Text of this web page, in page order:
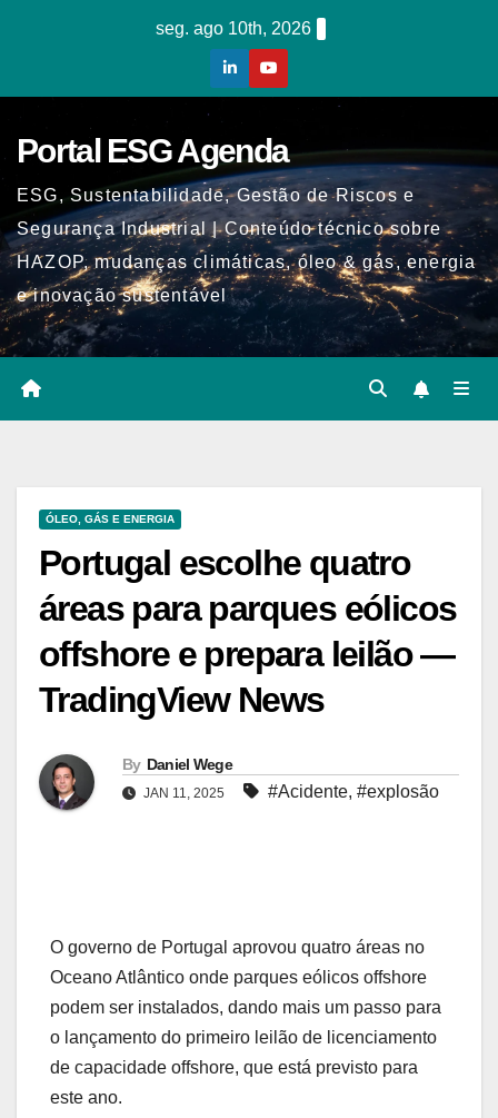
seg. ago 10th, 2026
Portal ESG Agenda
ESG, Sustentabilidade, Gestão de Riscos e
Segurança Industrial | Conteúdo técnico sobre
HAZOP, mudanças climáticas, óleo & gás, energia
e inovação sustentável
ÓLEO, GÁS E ENERGIA
Portugal escolhe quatro
áreas para parques eólicos
offshore e prepara leilão —
TradingView News
By Daniel Wege
JAN 11, 2025 #Acidente, #explosão
O governo de Portugal aprovou quatro áreas no
Oceano Atlântico onde parques eólicos offshore
podem ser instalados, dando mais um passo para
o lançamento do primeiro leilão de licenciamento
de capacidade offshore, que está previsto para
este ano.